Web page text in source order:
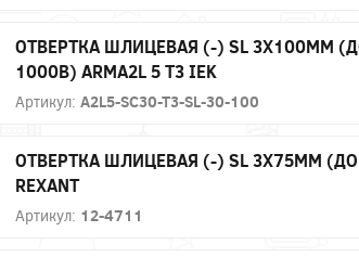
ОТВЕРТКА ШЛИЦЕВАЯ (-) SL 3Х100ММ
1000В) ARMA2L 5 Т3 IEK
Артикул: A2L5-SC30-T3-SL-30-100
ОТВЕРТКА ШЛИЦЕВАЯ (-) SL 3Х75ММ
REXANT
Артикул: 12-4711